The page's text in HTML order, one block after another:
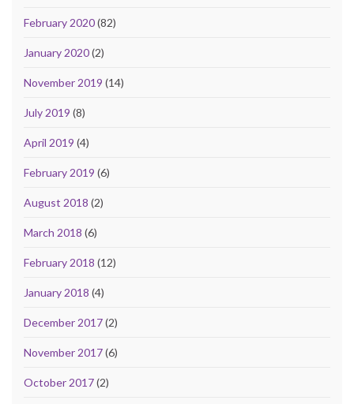
February 2020(82)
January 2020(2)
November 2019 (14)
July 2019 (8)
April 2019 (4)
February 2019 (6)
August 2018 (2)
March 2018 (6)
February 2018 (12)
January 2018 (4)
December 2017(2)
November 2017(6)
October 2017(2)